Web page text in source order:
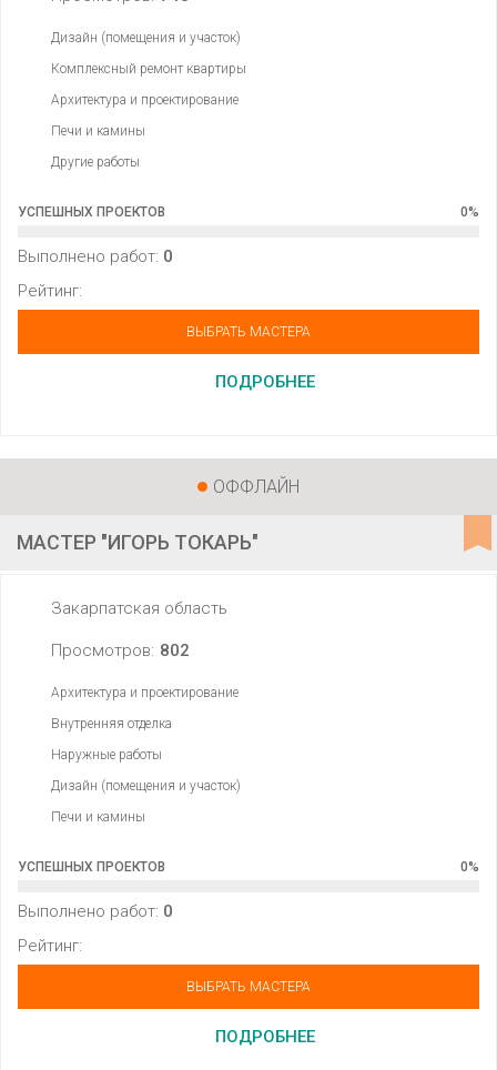
Дизайн (помещения и участок)
Комплексный ремонт квартиры
Архитектура и проектирование
Печи и камины
Другие работы
УСПЕШНЫХ ПРОЕКТОВ 0%
Выполнено работ: 0
Рейтинг:
ВЫБРАТЬ МАСТЕРА
ПОДРОБНЕЕ
ОФФЛАЙН
МАСТЕР "ИГОРЬ ТОКАРЬ"
Закарпатская область
Просмотров: 802
Архитектура и проектирование
Внутренняя отделка
Наружные работы
Дизайн (помещения и участок)
Печи и камины
УСПЕШНЫХ ПРОЕКТОВ 0%
Выполнено работ: 0
Рейтинг:
ВЫБРАТЬ МАСТЕРА
ПОДРОБНЕЕ